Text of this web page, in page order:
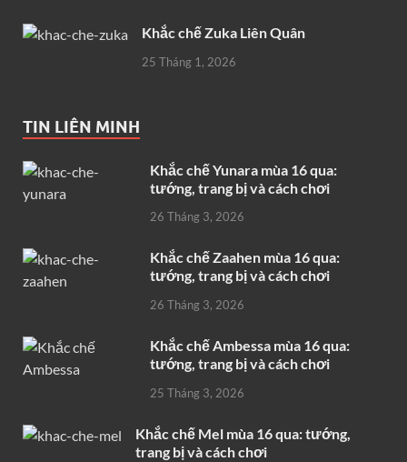
Khắc chế Zuka Liên Quân
25 Tháng 1, 2026
TIN LIÊN MINH
Khắc chế Yunara mùa 16 qua:
tướng, trang bị và cách chơi
26 Tháng 3, 2026
Khắc chế Zaahen mùa 16 qua:
tướng, trang bị và cách chơi
26 Tháng 3, 2026
Khắc chế Ambessa mùa 16 qua:
tướng, trang bị và cách chơi
25 Tháng 3, 2026
Khắc chế Mel mùa 16 qua: tướng,
trang bị và cách chơi